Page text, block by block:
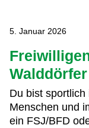
5. Januar 2026
Du bist
Menschen und
ein FSJ/BFD